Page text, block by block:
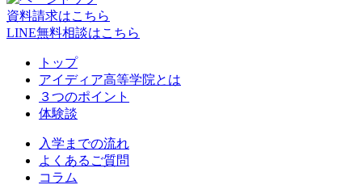
資料請求はこちら
LINE無料相談はこちら
トップ
アイディア高等学院とは
３つのポイント
体験談
入学までの流れ
よくあるご質問
コラム